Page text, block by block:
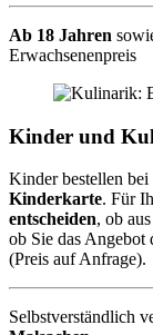
Ab 18 Jahren
Erwachsenenpreis
Kinder und
Kinder bestellen bei
Kinderkarte. Für
entscheiden, ob
ob Sie das
(Preis auf Anfrage).
Selbstverständlich